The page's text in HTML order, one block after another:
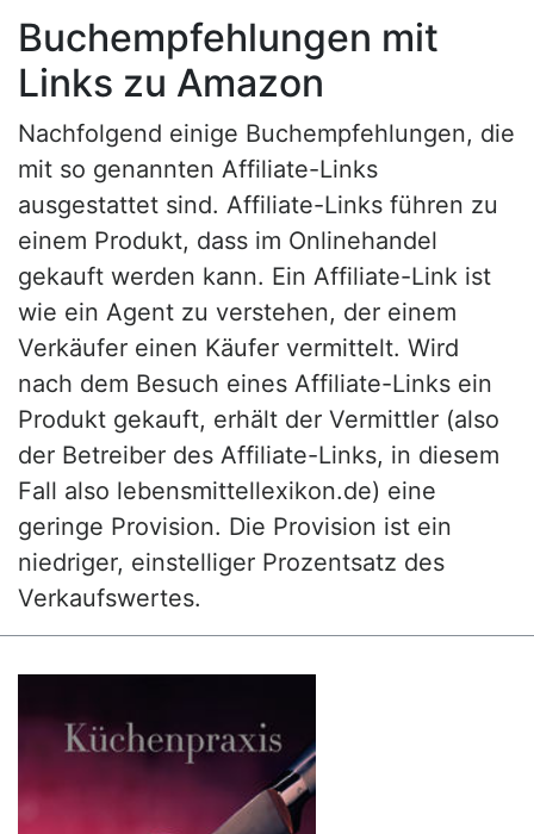
Buchempfehlungen mit
Links zu Amazon
Nachfolgend einige Buchempfehlungen, die
mit so genannten Affiliate-Links
ausgestattet sind. Affiliate-Links führen zu
einem Produkt, dass im Onlinehandel
gekauft werden kann. Ein Affiliate-Link ist
wie ein Agent zu verstehen, der einem
Verkäufer einen Käufer vermittelt. Wird
nach dem Besuch eines Affiliate-Links ein
Produkt gekauft, erhält der Vermittler (also
der Betreiber des Affiliate-Links, in diesem
Fall also lebensmittellexikon.de) eine
geringe Provision. Die Provision ist ein
niedriger, einstelliger Prozentsatz des
Verkaufswertes.